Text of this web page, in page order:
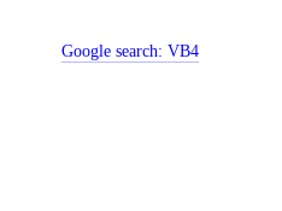
Google search:VB4